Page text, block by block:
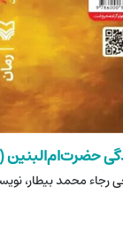
آشوب»؛ روایت
در خلیج
رجاء محمد بیطار،